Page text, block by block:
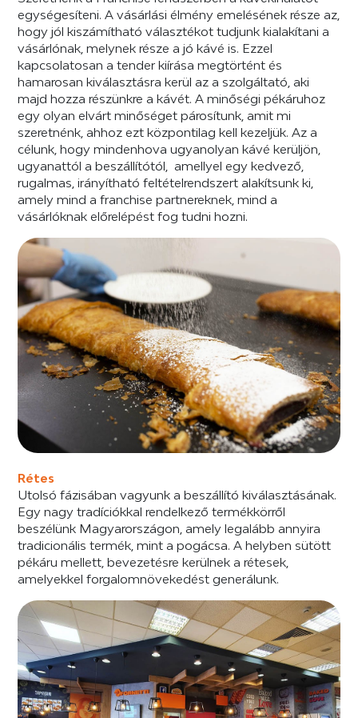
egységesíteni. A vásárlási élmény emelésének része az,
hogy jól kiszámítható választékot tudjunk kialakítani a
vásárlónak, melynek része a jó kávé is. Ezzel
kapcsolatosan a tender kiírása megtörtént és
hamarosan kiválasztásra kerül az a szolgáltató, aki
majd hozza részünkre a kávét. A minőségi pékáruhoz
egy olyan elvárt minőséget párosítunk, amit mi
szeretnénk, ahhoz ezt központilag kell kezeljük. Az a
célunk, hogy mindenhova ugyanolyan kávé kerüljön,
ugyanattól a beszállítótól, amellyel egy kedvező,
rugalmas, irányítható feltételrendszert alakítsunk ki,
amely mind a franchise partnereknek, mind a
vásárlóknak előrelépést fog tudni hozni.
Rétes
Utolsó fázisában vagyunk a beszállító kiválasztásának.
Egy nagy tradíciókkal rendelkező termékkörről
beszélünk Magyarországon, amely legalább annyira
tradicionális termék, mint a pogácsa. A helyben sütött
pékáru mellett, bevezetésre kerülnek a rétesek,
amelyekkel forgalomnövekedést generálunk.